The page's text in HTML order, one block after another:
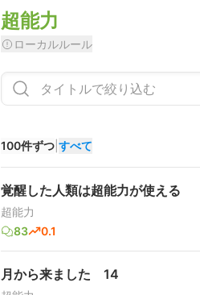
超能力
ローカルルール
100件ずつ すべて
覚醒した人類は超能力が使える
超能力
83
0.1
月から来ました 14